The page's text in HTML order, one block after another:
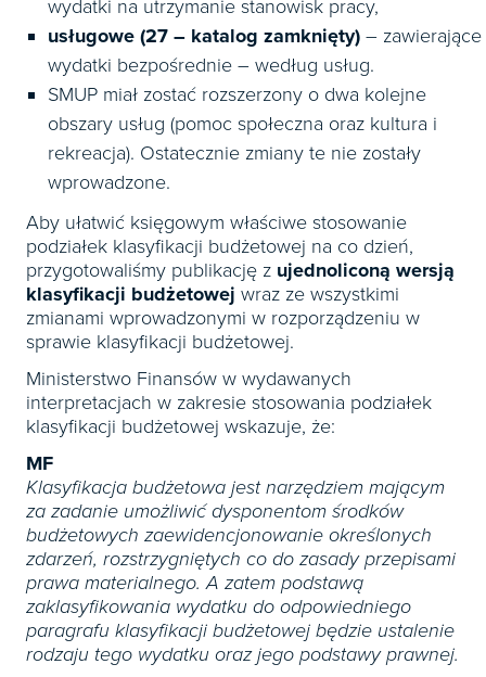
wydatki na utrzymanie stanowisk pracy,
usługowe (27 – katalog zamknięty) – zawierające
wydatki bezpośrednie – według usług.
SMUP miał zostać rozszerzony o dwa kolejne
obszary usług (pomoc społeczna oraz kultura i
rekreacja). Ostatecznie zmiany te nie zostały
wprowadzone.
Aby ułatwić księgowym właściwe stosowanie
podziałek klasyfikacji budżetowej na co dzień,
przygotowaliśmy publikację z ujednoliconą wersją
klasyfikacji budżetowej wraz ze wszystkimi
zmianami wprowadzonymi w rozporządzeniu w
sprawie klasyfikacji budżetowej.
Ministerstwo Finansów w wydawanych
interpretacjach w zakresie stosowania podziałek
klasyfikacji budżetowej wskazuje, że:
MF
Klasyfikacja budżetowa jest narzędziem mającym
za zadanie umożliwić dysponentom środków
budżetowych zaewidencjonowanie określonych
zdarzeń, rozstrzygniętych co do zasady przepisami
prawa materialnego. A zatem podstawą
zaklasyfikowania wydatku do odpowiedniego
paragrafu klasyfikacji budżetowej będzie ustalenie
rodzaju tego wydatku oraz jego podstawy prawnej.